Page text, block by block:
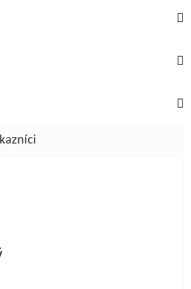
2 z 5 hvězdiček.
5 z 5 hvězdiček.